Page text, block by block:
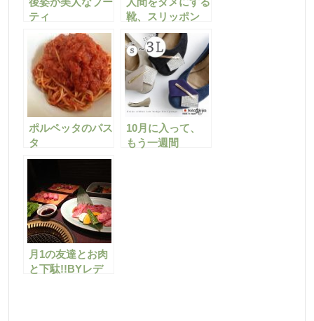
ティ
靴、スリッポン
ポルペッタのパス
タ
10月に入って、
もう一週間
月1の友達とお肉
と下駄!!BYレデ